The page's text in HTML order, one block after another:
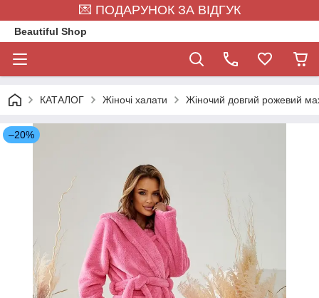
💌 ПОДАРУНОК ЗА ВІДГУК
Beautiful Shop
КАТАЛОГ Жіночі халати Жіночий довгий рожевий
–20%